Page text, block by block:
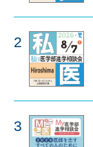
2
3